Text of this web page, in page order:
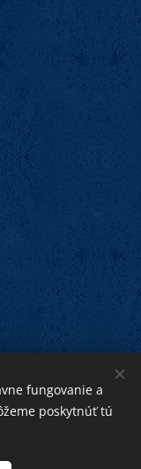
Cookies
fungovanie a
poskytnúť tú